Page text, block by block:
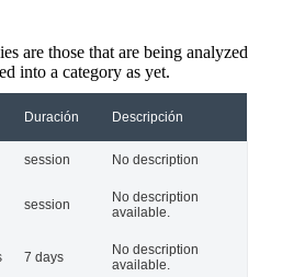
are those that are being analyzed
into a category as yet.
Duración Descripción
session No description
session
No description
available.
7 days
No description
available.